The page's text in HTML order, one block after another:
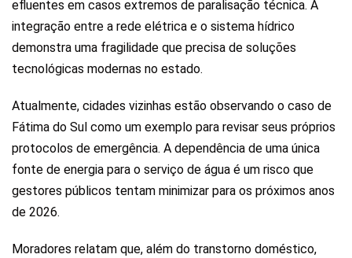
efluentes em casos extremos de paralisação técnica. A
integração entre a rede elétrica e o sistema hídrico
demonstra uma fragilidade que precisa de soluções
tecnológicas modernas no estado.
Atualmente, cidades vizinhas estão observando o caso de
Fátima do Sul como um exemplo para revisar seus próprios
protocolos de emergência. A dependência de uma única
fonte de energia para o serviço de água é um risco que
gestores públicos tentam minimizar para os próximos anos
de 2026.
Moradores relatam que, além do transtorno doméstico,